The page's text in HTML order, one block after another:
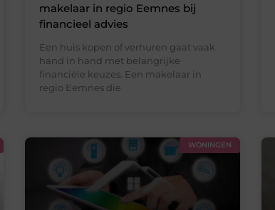
makelaar in regio Eemnes bij
financieel advies
Een huis kopen of verhuren gaat vaak
hand in hand met belangrijke
financiële keuzes. Een makelaar in
regio Eemnes die
WONINGEN